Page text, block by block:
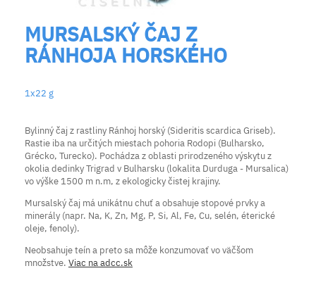
MURSALSKÝ ČAJ Z
RÁNHOJA HORSKÉHO
1x22 g
Bylinný čaj z rastliny Ránhoj horský (Sideritis scardica Griseb).
Rastie iba na určitých miestach pohoria Rodopi (Bulharsko,
Grécko, Turecko). Pochádza z oblasti prirodzeného výskytu z
okolia dedinky Trigrad v Bulharsku (lokalita Durduga - Mursalica)
vo výške 1500 m n.m, z ekologicky čistej krajiny.
Mursalský čaj má unikátnu chuť a obsahuje stopové prvky a
minerály (napr. Na, K, Zn, Mg, P, Si, Al, Fe, Cu, selén, éterické
oleje, fenoly).
Neobsahuje teín a preto sa môže konzumovať vo väčšom
množstve. Viac na adcc.sk